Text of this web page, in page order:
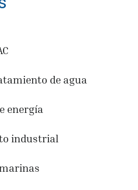
de agua
energía
industrial